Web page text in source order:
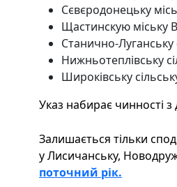
Сєвєродонецьку
Щастинскую міську
Станично-
Нижньотеплівську
Широківську
Указ набирає чинності
Залишається тільки
у Лисичанську,
поточний рік.